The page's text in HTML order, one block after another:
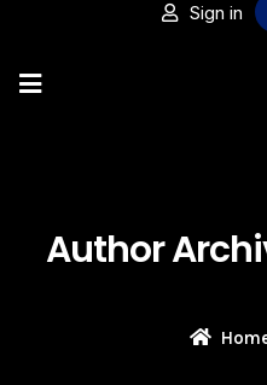
Sign in
Author